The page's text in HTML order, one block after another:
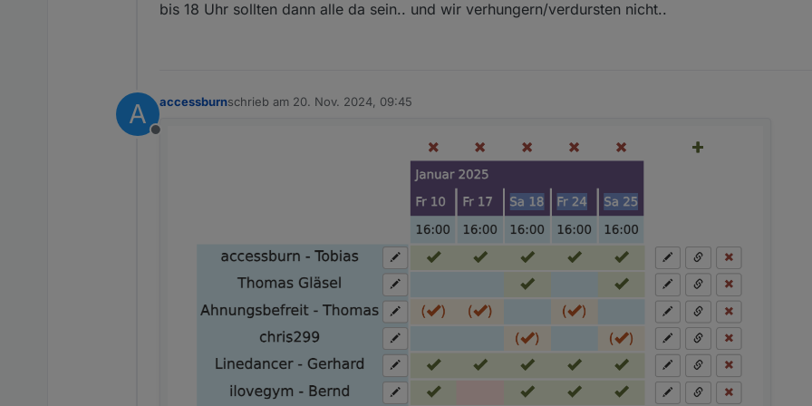
bis 18 Uhr sollten dann alle da sein.. und wir verhungern/verdursten nicht..
A
Offline
accessburnschrieb am 20. Nov. 2024, 09:45
zuletzt editiert von